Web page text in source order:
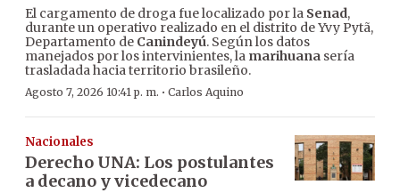
El cargamento de droga fue localizado por la Senad,
durante un operativo realizado en el distrito de Yvy Pytã,
Departamento de Canindeyú. Según los datos
manejados por los intervinientes, la marihuana sería
trasladada hacia territorio brasileño.
Agosto 7, 2026 10:41 p. m. · Carlos Aquino
Nacionales
Derecho UNA: Los postulantes
a decano y vicedecano